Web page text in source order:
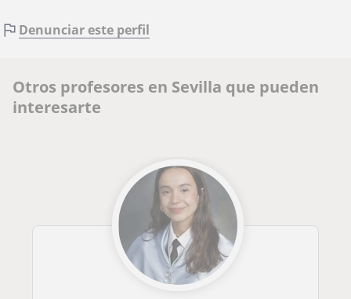
Denunciar este perfil
Otros profesores en Sevilla que pueden
interesarte